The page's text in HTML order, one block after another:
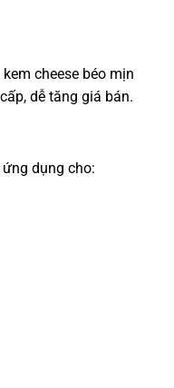
cheese béo mịn
dễ tăng giá bán.
dụng cho: